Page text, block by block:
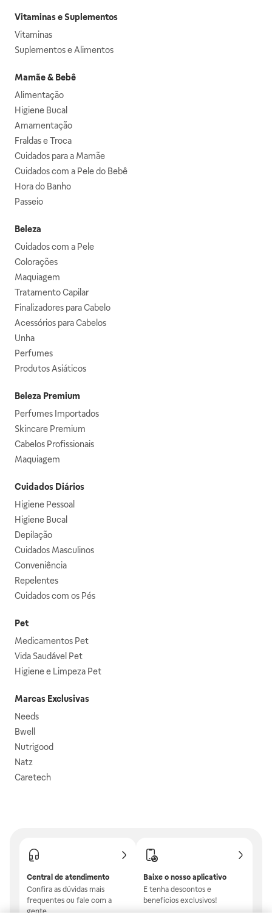
Vitaminas e Suplementos
Vitaminas
Suplementos e Alimentos
Mamãe & Bebê
Alimentação
Higiene Bucal
Amamentação
Fraldas e Troca
Cuidados para a Mamãe
Cuidados com a Pele do Bebê
Hora do Banho
Passeio
Beleza
Cuidados com a Pele
Colorações
Maquiagem
Tratamento Capilar
Finalizadores para Cabelo
Acessórios para Cabelos
Unha
Perfumes
Produtos Asiáticos
Beleza Premium
Perfumes Importados
Skincare Premium
Cabelos Profissionais
Maquiagem
Cuidados Diários
Higiene Pessoal
Higiene Bucal
Depilação
Cuidados Masculinos
Conveniência
Repelentes
Cuidados com os Pés
Pet
Medicamentos Pet
Vida Saudável Pet
Higiene e Limpeza Pet
Marcas Exclusivas
Needs
Bwell
Nutrigood
Natz
Caretech
Central de atendimento
Confira as dúvidas mais
frequentes ou fale com a
gente.
Baixe o nosso aplicativo
E tenha descontos e
benefícios exclusivos!